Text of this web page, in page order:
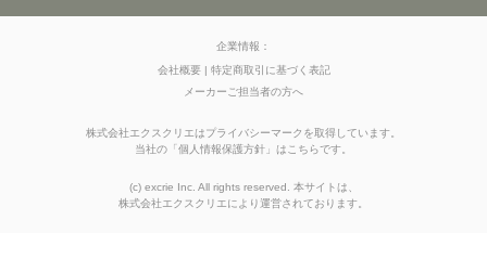
企業情報：
会社概要
特定商取引に基づく表記
メーカーご担当者の方へ
株式会社エクスクリエはプライバシーマークを取得しています。
当社の 「個人情報保護方針 」はこちらです。
(c) excrie Inc. All rights reserved. 本サイトは、
株式会社エクスクリエにより運営されております。